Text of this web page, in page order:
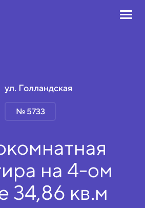
ул. Голландская
№ 5733
на 4-ом
34,86 кв.м